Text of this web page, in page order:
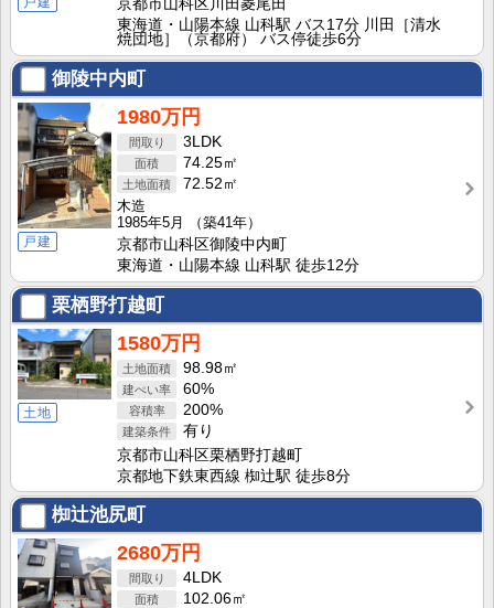
京都市山科区川田菱尾田
東海道・山陽本線 山科駅 バス17分 川田［清水
焼団地］（京都府） バス停徒歩6分
御陵中内町
戸建
1980万円
3LDK
74.25㎡
72.52㎡
木造
1985年5月
（築41年）
京都市山科区御陵中内町
東海道・山陽本線 山科駅 徒歩12分
栗栖野打越町
土地
1580万円
98.98㎡
60%
200%
有り
京都市山科区栗栖野打越町
京都地下鉄東西線 椥辻駅 徒歩8分
椥辻池尻町
2680万円
4LDK
102.06㎡